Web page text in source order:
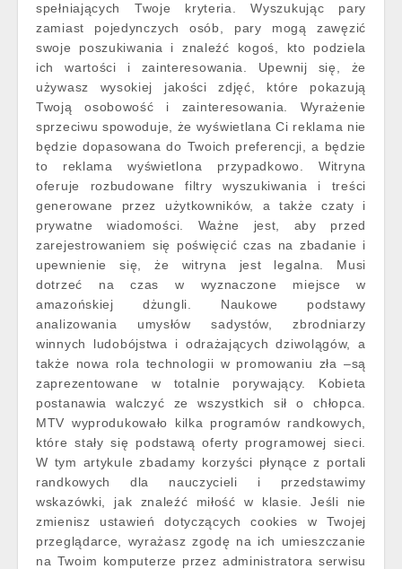
spełniających Twoje kryteria. Wyszukując pary
zamiast pojedynczych osób, pary mogą zawęzić
swoje poszukiwania i znaleźć kogoś, kto podziela
ich wartości i zainteresowania. Upewnij się, że
używasz wysokiej jakości zdjęć, które pokazują
Twoją osobowość i zainteresowania. Wyrażenie
sprzeciwu spowoduje, że wyświetlana Ci reklama nie
będzie dopasowana do Twoich preferencji, a będzie
to reklama wyświetlona przypadkowo. Witryna
oferuje rozbudowane filtry wyszukiwania i treści
generowane przez użytkowników, a także czaty i
prywatne wiadomości. Ważne jest, aby przed
zarejestrowaniem się poświęcić czas na zbadanie i
upewnienie się, że witryna jest legalna. Musi
dotrzeć na czas w wyznaczone miejsce w
amazońskiej dżungli. Naukowe podstawy
analizowania umysłów sadystów, zbrodniarzy
winnych ludobójstwa i odrażających dziwolągów, a
także nowa rola technologii w promowaniu zła –są
zaprezentowane w totalnie porywający. Kobieta
postanawia walczyć ze wszystkich sił o chłopca.
MTV wyprodukowało kilka programów randkowych,
które stały się podstawą oferty programowej sieci.
W tym artykule zbadamy korzyści płynące z portali
randkowych dla nauczycieli i przedstawimy
wskazówki, jak znaleźć miłość w klasie. Jeśli nie
zmienisz ustawień dotyczących cookies w Twojej
przeglądarce, wyrażasz zgodę na ich umieszczanie
na Twoim komputerze przez administratora serwisu